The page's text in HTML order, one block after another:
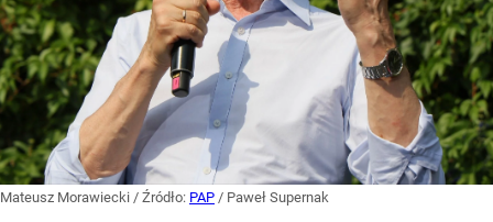
Mateusz Morawiecki / Źródło: PAP / Paweł Supernak